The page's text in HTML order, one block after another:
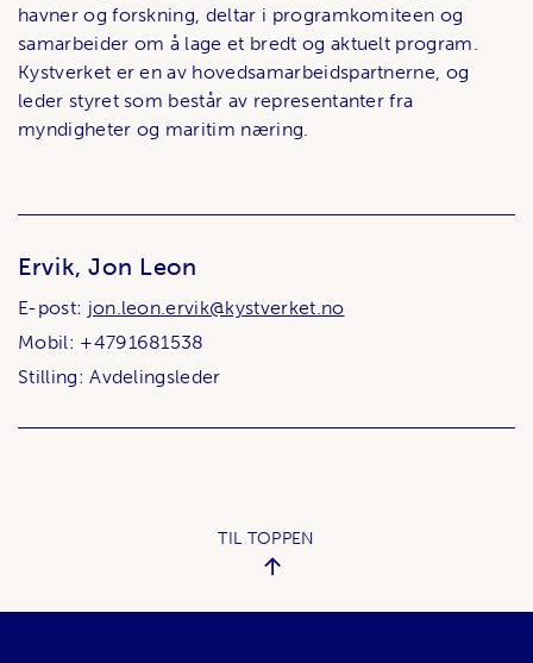
havner og forskning, deltar i programkomiteen og
samarbeider om å lage et bredt og aktuelt program.
Kystverket er en av hovedsamarbeidspartnerne, og
leder styret som består av representanter fra
myndigheter og maritim næring.
Ervik, Jon Leon
E-post: jon.leon.ervik@kystverket.no
Mobil: +4791681538
Stilling: Avdelingsleder
TIL TOPPEN